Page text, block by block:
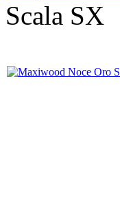
Scala SX